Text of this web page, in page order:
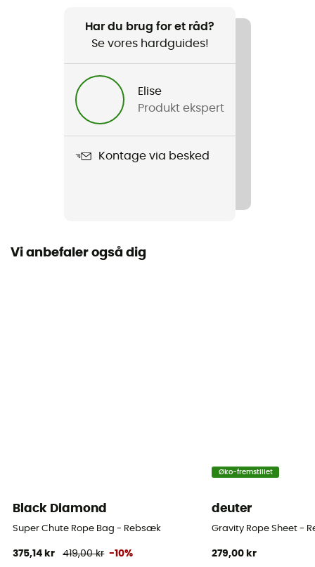
Har du brug for et råd?
Se vores hardguides!
Elise
Produkt ekspert
Kontage via besked
Vi anbefaler også dig
Black Diamond
Super Chute Rope Bag - Rebsæk
375,14 kr 419,00 kr -10%
Øko-fremstillet
deuter
Gravity Rope Sheet -
279,00 kr